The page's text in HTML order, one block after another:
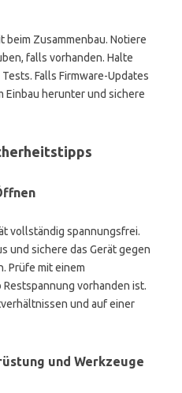
Zusammenbau. Notiere
falls vorhanden. Halte
Falls Firmware-Updates
Einbau herunter und sichere
vollständig spannungsfrei.
und sichere das Gerät gegen
Prüfe mit einem
vorhanden ist.
und auf einer
und Werkzeuge